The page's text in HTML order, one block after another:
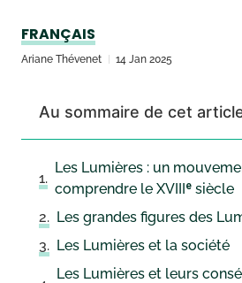
FRANÇAIS
Ariane Thévenet 14 Jan 2025
Au sommaire de cet
Les Lumières : un
comprendre le XVIIIᵉ siècle
Les grandes figures des
Les Lumières et la société
Les Lumières et leurs